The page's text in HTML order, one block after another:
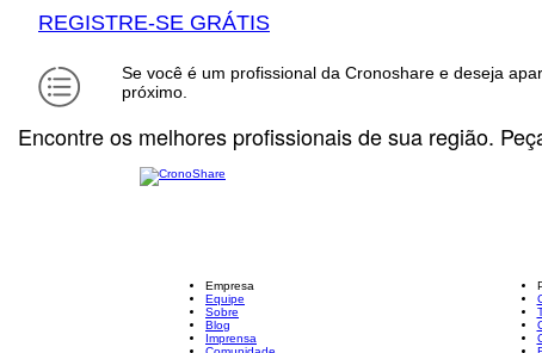
REGISTRE-SE GRÁTIS
Se você é um profissional da Cronoshare e deseja
próximo.
Encontre os melhores profissionais de sua região.
Empresa
Equipe
Sobre
Blog
Imprensa